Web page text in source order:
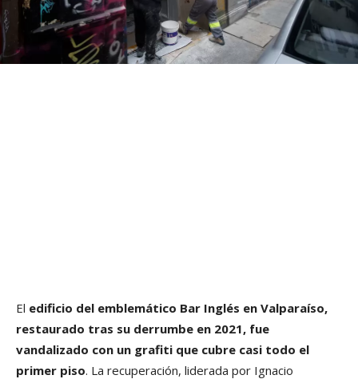
El edificio del emblemático Bar Inglés en Valparaíso,
restaurado tras su derrumbe en 2021, fue
vandalizado con un grafiti que cubre casi todo el
primer piso. La recuperación, liderada por Ignacio